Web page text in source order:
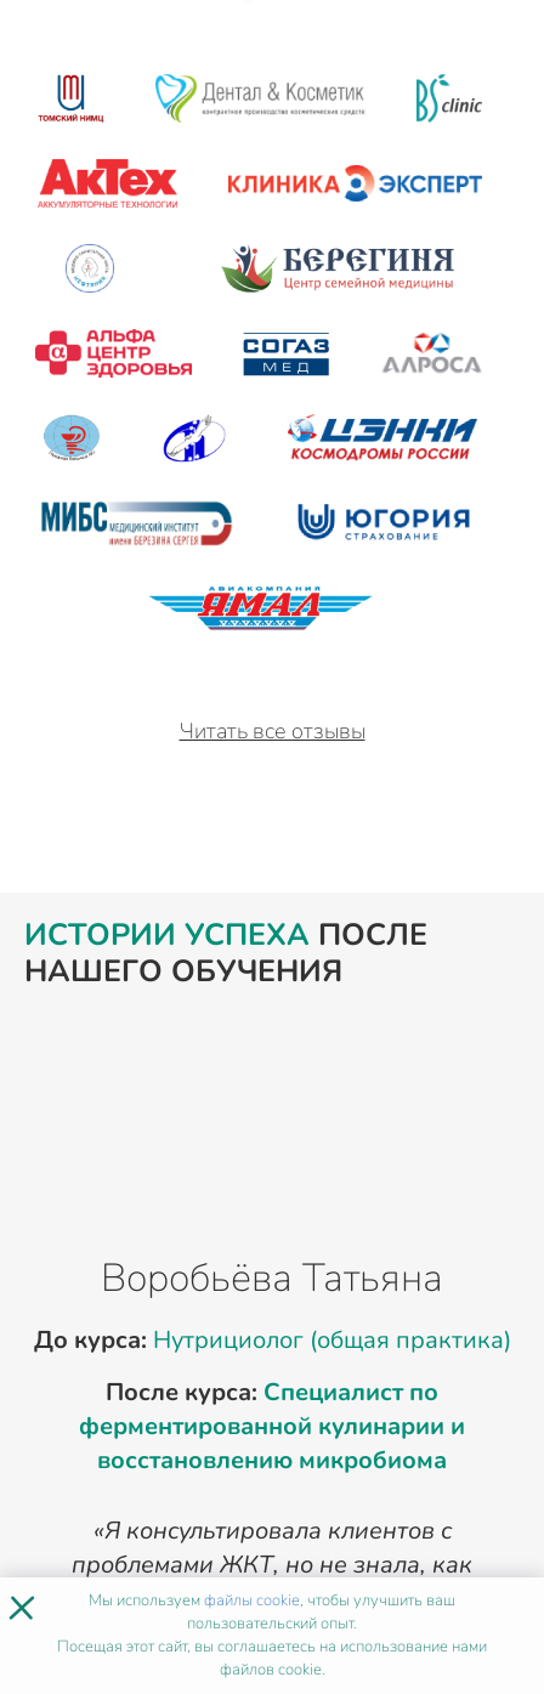
Читать все отзывы
ИСТОРИИ УСПЕХА ПОСЛЕ
НАШЕГО ОБУЧЕНИЯ
Воробьёва Татьяна
До курса: Нутрициолог (общая практика)
После курса: Специалист по
ферментированной кулинарии и
восстановлению микробиома
«Я консультировала клиентов с
проблемами ЖКТ, но не знала, как
работать с микробиомом через
ферментацию. Курс по
ферментированной кулинарии дал мне
× Мы используемфайлы cookie, чтобы улучшить ваш
пользовательский опыт.
Посещая этот сайт, вы соглашаетесь на использование нами
файлов cookie.